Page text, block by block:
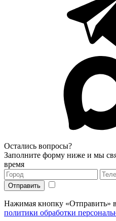
Остались вопросы?
Заполните форму ниже и мы
время
Нажимая кнопку «Отправить»
политики обработки